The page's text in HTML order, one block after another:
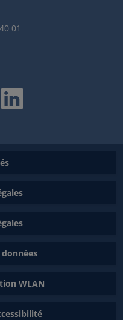
01
WLAN